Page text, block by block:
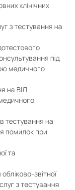
клінічних
з тестування на
під
медичного
на ВІЛ
тестування на
помилок при
та
звітної
з тестування